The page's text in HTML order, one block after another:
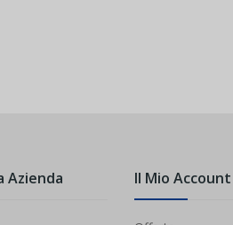
Azienda Il Mio Account